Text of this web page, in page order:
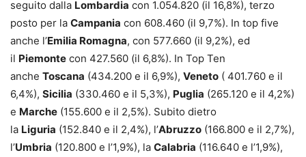
seguito dalla Lombardia con 1.054.820 (il 16,8%), terzo
posto per la Campania con 608.460 (il 9,7%). In top five
anche l’Emilia Romagna, con 577.660 (il 9,2%), ed
il Piemonte con 427.560 (il 6,8%). In Top Ten
anche Toscana (434.200 e il 6,9%), Veneto ( 401.760 e il
6,4%), Sicilia (330.460 e il 5,3%), Puglia (265.120 e il 4,2%)
e Marche (155.600 e il 2,5%). Subito dietro
la Liguria (152.840 e il 2,4%), l’Abruzzo (166.800 e il 2,7%),
l’Umbria (120.800 e l’1,9%), la Calabria (116.640 e l’1,9%),